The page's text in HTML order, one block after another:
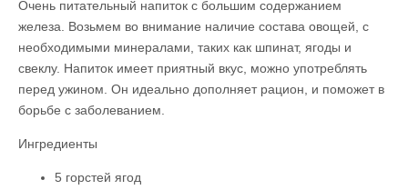
Очень питательный напиток с большим содержанием
железа. Возьмем во внимание наличие состава овощей, с
необходимыми минералами, таких как шпинат, ягоды и
свеклу. Напиток имеет приятный вкус, можно употреблять
перед ужином. Он идеально дополняет рацион, и поможет в
борьбе с заболеванием.
Ингредиенты
5 горстей ягод